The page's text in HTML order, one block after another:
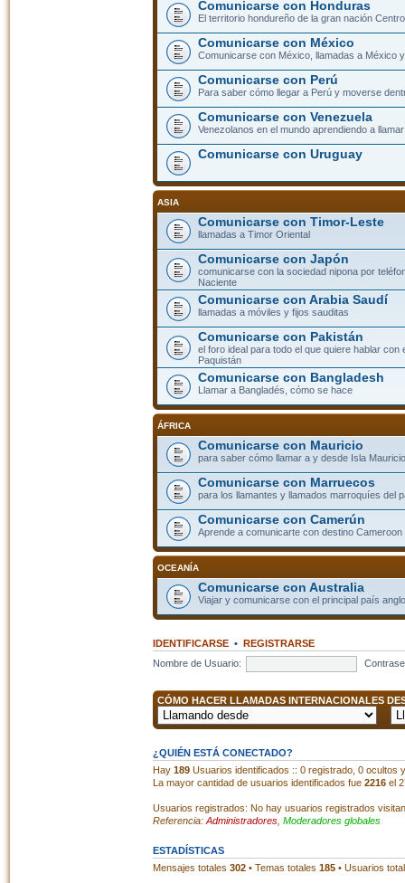
Comunicarse con Honduras
El territorio hondureño de la gran nación
Comunicarse con México
Comunicarse con México, llamadas a México
Comunicarse con Perú
Para saber cómo llegar a Perú y moverse
Comunicarse con Venezuela
Venezolanos en el mundo aprendiendo a
Comunicarse con Uruguay
ASIA
Comunicarse con Timor-Leste
llamadas a Timor Oriental
Comunicarse con Japón
comunicarse con la sociedad nipona por
Naciente
Comunicarse con Arabia Saudí
llamadas a móviles y fijos sauditas
Comunicarse con Pakistán
el foro ideal para todo el que quiere hablar con
Paquistán
Comunicarse con Bangladesh
Llamar a Bangladés, cómo se hace
ÁFRICA
Comunicarse con Mauricio
para saber cómo llamar a y desde Isla
Comunicarse con Marruecos
para los llamantes y llamados marroquíes del
Comunicarse con Camerún
Aprende a comunicarte con destino Cameroon
OCEANÍA
Comunicarse con Australia
Viajar y comunicarse con el principal país
IDENTIFICARSE• REGISTRARSE
Nombre de Usuario:
CÓMO HACER LLAMADAS INTERNACIONALES
¿QUIÉN ESTÁ CONECTADO?
Hay 189Usuarios identificados :: 0 registrado, 0 ocultos
La mayor cantidad de usuarios identificados fue 2216el
Usuarios registrados: No hay usuarios registrados
Referencia: Administradores, Moderadores globales
ESTADÍSTICAS
Mensajes totales 302• Temas totales 185• Usuarios